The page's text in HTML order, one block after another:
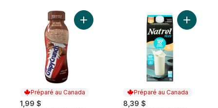
Préparé au Canada
1,99 $
Ajouter Lait Frappé au Chocolat Crispy
Préparé au Canada
8,39 $
Ajouter